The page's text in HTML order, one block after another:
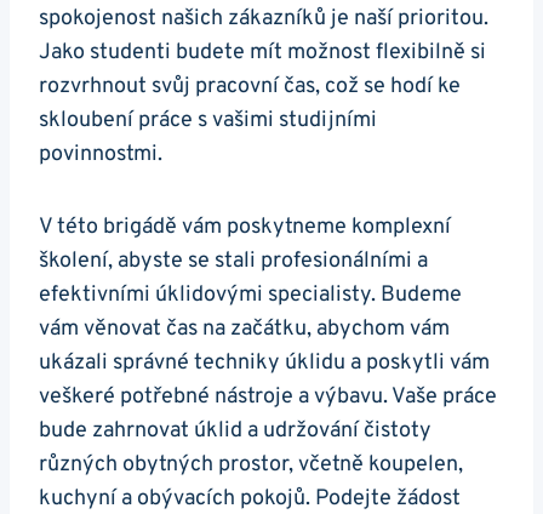
spokojenost našich zákazníků je naší prioritou.
Jako studenti budete mít možnost flexibilně si
rozvrhnout svůj pracovní čas, což se hodí ke
skloubení práce s vašimi studijními
povinnostmi.
V této brigádě vám poskytneme komplexní
školení, abyste se stali profesionálními a
efektivními úklidovými specialisty. Budeme
vám věnovat čas na začátku, abychom vám
ukázali správné techniky úklidu a poskytli vám
veškeré potřebné nástroje a výbavu. Vaše práce
bude zahrnovat úklid a udržování čistoty
různých obytných prostor, včetně koupelen,
kuchyní a obývacích pokojů. Podejte žádost